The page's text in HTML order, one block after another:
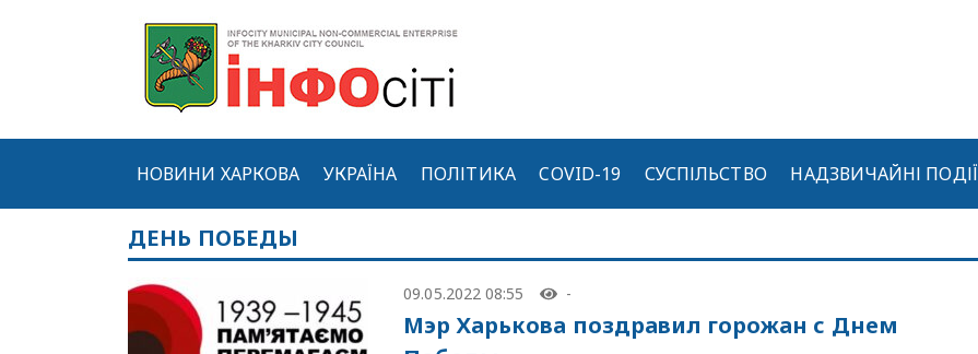
НОВИНИ ХАРКОВА УКРАЇНА ПОЛІТИКА COVID-19 СУСПІЛЬСТВО НАДЗВИЧАЙНІ ПОДІЇ
ДЕНЬ ПОБЕДЫ
09.05.2022 08:55 -
Мэр Харькова поздравил горожан с Днем